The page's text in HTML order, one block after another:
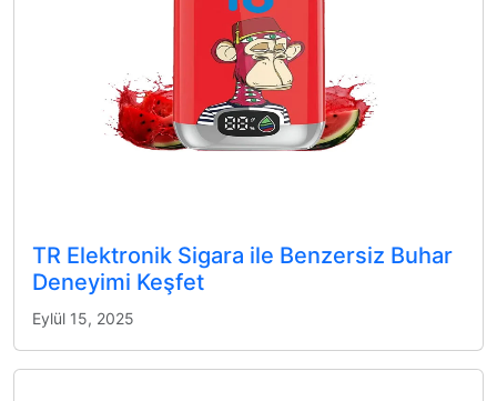
TR Elektronik Sigara ile Benzersiz Buhar
Deneyimi Keşfet
Eylül 15, 2025